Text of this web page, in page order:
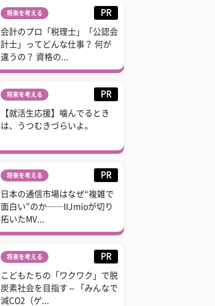
将来を考える PR
会計のプロ「税理士」「公認会
計士」ってどんな仕事？ 何が
違うの？ 資格の...
将来を考える PR
【就活生応援】噛んでるとき
は、うつむきづらいよ。
将来を考える PR
日本の通信市場はなぜ“複雑で
面白い”のか──IIJmioが切り
拓いたMV...
将来を考える PR
こどもたちの「ワクワク」で脱
炭素社会を目指す – 「みんなで
減CO2（ゲ...